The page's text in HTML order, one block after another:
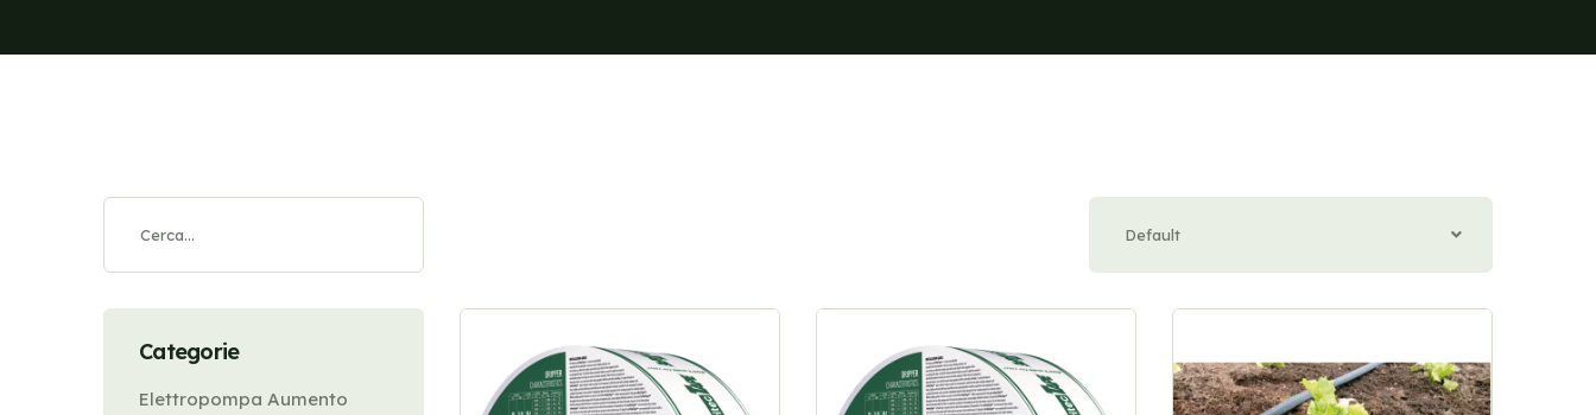
Categorie
Elettropompa Aumento
Default